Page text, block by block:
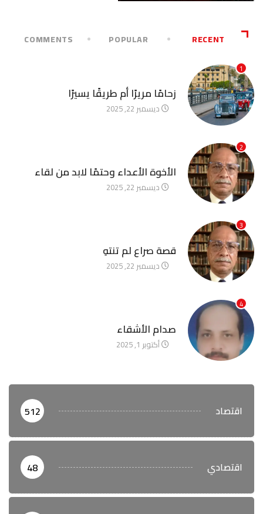
RECENT
POPULAR
COMMENTS
1
زحامًا مريرًا أم طريقًا يسيرًا
ديسمبر 22, 2025
2
الأخوة الأعداء وحتمًا لابد من لقاء
ديسمبر 22, 2025
3
قصة صراع لم تنتهِ
ديسمبر 22, 2025
4
صدام الأشقاء
أكتوبر 1, 2025
اقتصاد 512
اقتصادي 48